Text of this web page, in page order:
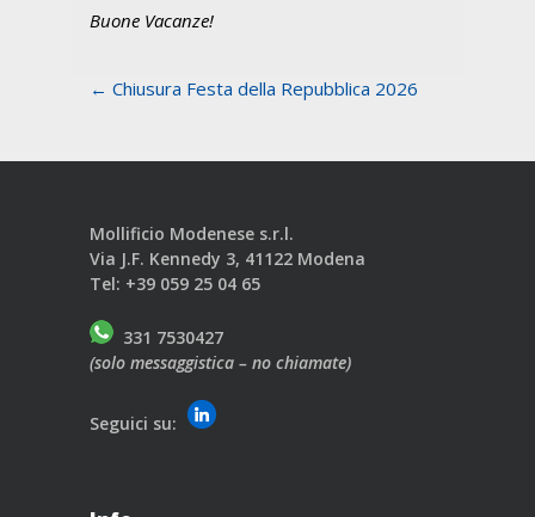
Buone Vacanze!
← Chiusura Festa della Repubblica 2026
Mollificio Modenese s.r.l.
Via J.F. Kennedy 3, 41122 Modena
Tel: +39 059 25 04 65
331 7530427
(solo messaggistica – no chiamate)
Seguici su: